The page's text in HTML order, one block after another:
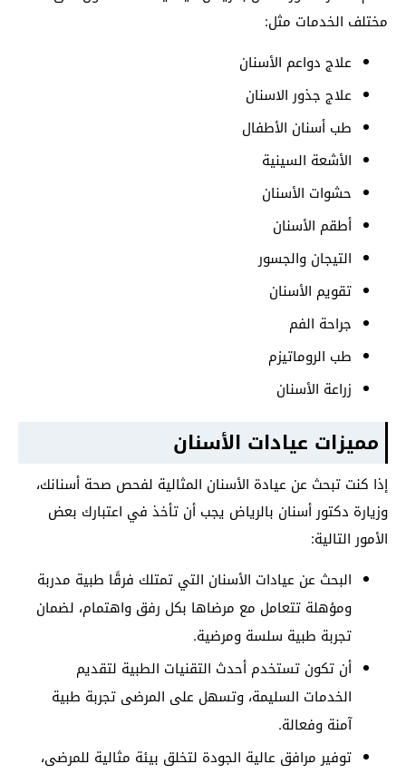
مختلف الخدمات مثل:
علاج دواعم الأسنان
علاج جذور الاسنان
طب أسنان الأطفال
الأشعة السينية
حشوات الأسنان
أطقم الأسنان
التيجان والجسور
تقويم الأسنان
جراحة الفم
طب الروماتيزم
زراعة الأسنان
مميزات عيادات الأسنان
إذا كنت تبحث عن عيادة الأسنان المثالية لفحص صحة أسنانك،
وزيارة دكتور أسنان بالرياض يجب أن تأخذ في اعتبارك بعض
الأمور التالية:
البحث عن عيادات الأسنان التي تمتلك فرقًا طبية مدربة
ومؤهلة تتعامل مع مرضاها بكل رفق واهتمام، لضمان
تجربة طبية سلسة ومرضية.
أن تكون تستخدم أحدث التقنيات الطبية لتقديم
الخدمات السليمة، وتسهل على المرضى تجربة طبية
آمنة وفعالة.
توفير مرافق عالية الجودة لتخلق بيئة مثالية للمرضى،